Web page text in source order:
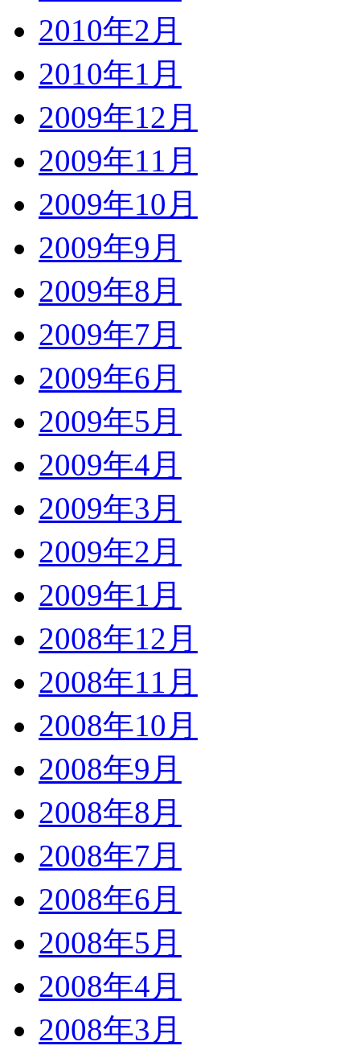
2010年2月
2010年1月
2009年12月
2009年11月
2009年10月
2009年9月
2009年8月
2009年7月
2009年6月
2009年5月
2009年4月
2009年3月
2009年2月
2009年1月
2008年12月
2008年11月
2008年10月
2008年9月
2008年8月
2008年7月
2008年6月
2008年5月
2008年4月
2008年3月